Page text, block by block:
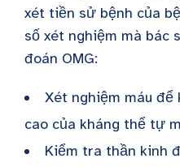
xét tiền sử bệnh của
số xét nghiệm mà bác
đoán OMG:
Xét nghiệm máu
cao của kháng thể tự
Kiểm tra thần kinh